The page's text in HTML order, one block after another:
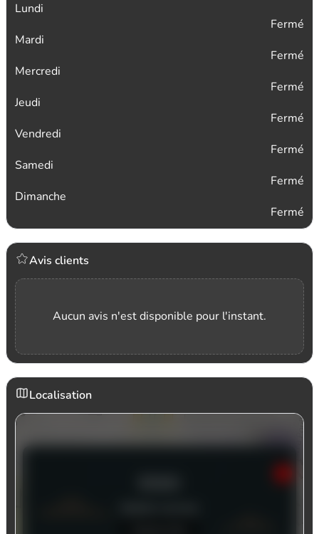
Lundi
Fermé
Mardi
Fermé
Mercredi
Fermé
Jeudi
Fermé
Vendredi
Fermé
Samedi
Fermé
Dimanche
Fermé
Avis clients
Aucun avis n'est disponible pour l'instant.
Localisation